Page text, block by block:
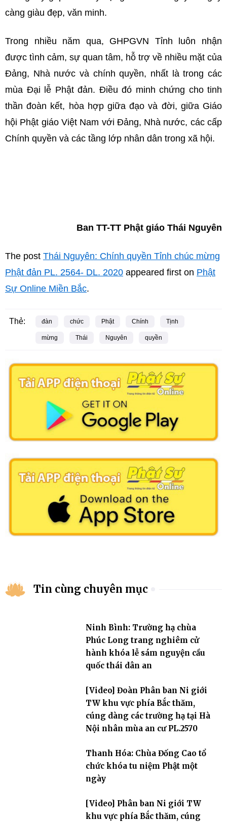
càng giàu đẹp, văn minh.
Trong nhiều năm qua, GHPGVN Tỉnh luôn nhận
được tình cảm, sự quan tâm, hỗ trợ về nhiều mặt của
Đảng, Nhà nước và chính quyền, nhất là trong các
mùa Đại lễ Phật đản. Điều đó minh chứng cho tinh
thần đoàn kết, hòa hợp giữa đạo và đời, giữa Giáo
hội Phật giáo Việt Nam với Đảng, Nhà nước, các cấp
Chính quyền và các tầng lớp nhân dân trong xã hội.
Ban TT-TT Phật giáo Thái Nguyên
The post Thái Nguyên: Chính quyền Tỉnh chúc mừng
Phật đản PL. 2564- DL. 2020 appeared first on Phật
Sự Online Miền Bắc.
Thẻ: đàn chức Phật Chính Tịnh
mừng Thái Nguyên quyền
Tin cùng chuyên mục
Ninh Bình: Trường hạ chùa
Phúc Long trang nghiêm cử
hành khóa lễ sám nguyện cầu
quốc thái dân an
[Video] Đoàn Phân ban Ni giới
TW khu vực phía Bắc thăm,
cúng dàng các trường hạ tại Hà
Nội nhân mùa an cư PL.2570
Thanh Hóa: Chùa Đống Cao tổ
chức khóa tu niệm Phật một
ngày
[Video] Phân ban Ni giới TW
khu vực phía Bắc thăm, cúng